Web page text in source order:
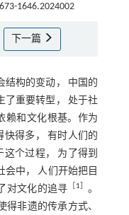
1646.2024002
下一篇
结构的变动， 中国的
了重要转型， 处于社
赖和文化根基。作为
得多， 有时人们的
个过程， 为了得到
会中， 人们开始把目
对文化的追寻
1
。
得非遗的传承方式、